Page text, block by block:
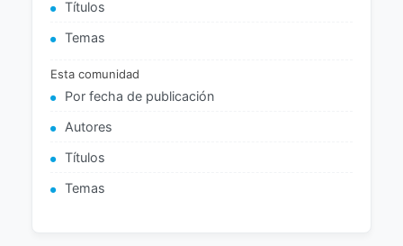
Títulos
Temas
Esta comunidad
Por fecha de publicación
Autores
Títulos
Temas